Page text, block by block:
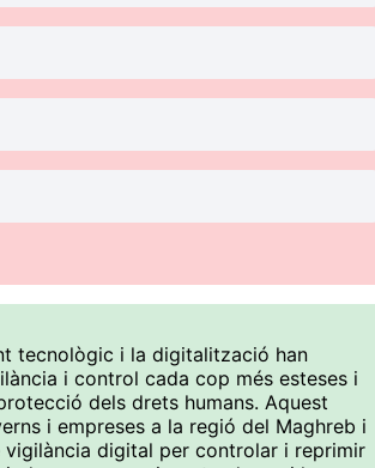
tecnològic i la digitalització han
i control cada cop més esteses i
dels drets humans. Aquest
i empreses a la regió del Maghreb i
digital per controlar i reprimir